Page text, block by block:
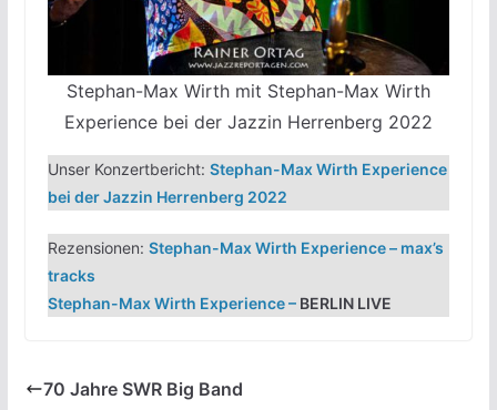
Stephan-Max Wirth mit Stephan-Max Wirth
Experience bei der Jazzin Herrenberg 2022
Unser Konzertbericht: Stephan-Max Wirth Experience
bei der Jazzin Herrenberg 2022
Rezensionen: Stephan-Max Wirth Experience – max’s
tracks
Stephan-Max Wirth Experience– BERLIN LIVE
70 Jahre SWR Big Band